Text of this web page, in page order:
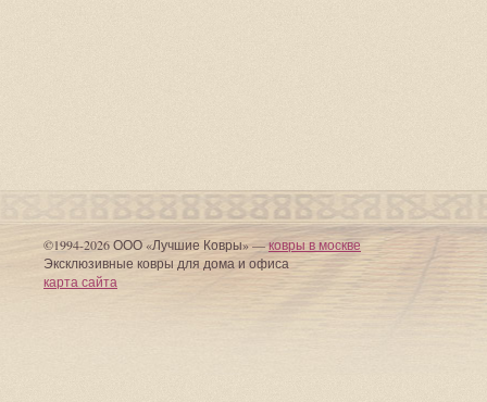
©1994-2026 ООО «Лучшие Ковры» —ковры в москве
Эксклюзивные ковры для дома и офиса
карта сайта